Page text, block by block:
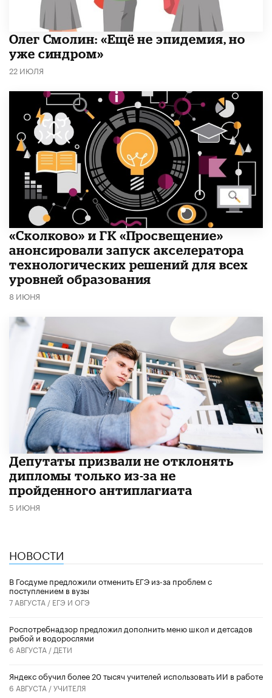
​Олег Смолин: «Ещё не эпидемия, но
уже синдром»
22 ИЮЛЯ
«Сколково» и ГК «Просвещение»
анонсировали запуск акселератора
технологических решений для всех
уровней образования
8 ИЮНЯ
Депутаты призвали не отклонять
дипломы только из-за не
пройденного антиплагиата
5 ИЮНЯ
НОВОСТИ
В Госдуме предложили отменить ЕГЭ из-за проблем с
поступлением в вузы
7 АВГУСТА / ЕГЭ И ОГЭ
Роспотребнадзор предложил дополнить меню школ и детсадов
рыбой и водорослями
6 АВГУСТА / ДЕТИ
​Яндекс обучил более 20 тысяч учителей использовать ИИ в работе
6 АВГУСТА /УЧИТЕЛЯ